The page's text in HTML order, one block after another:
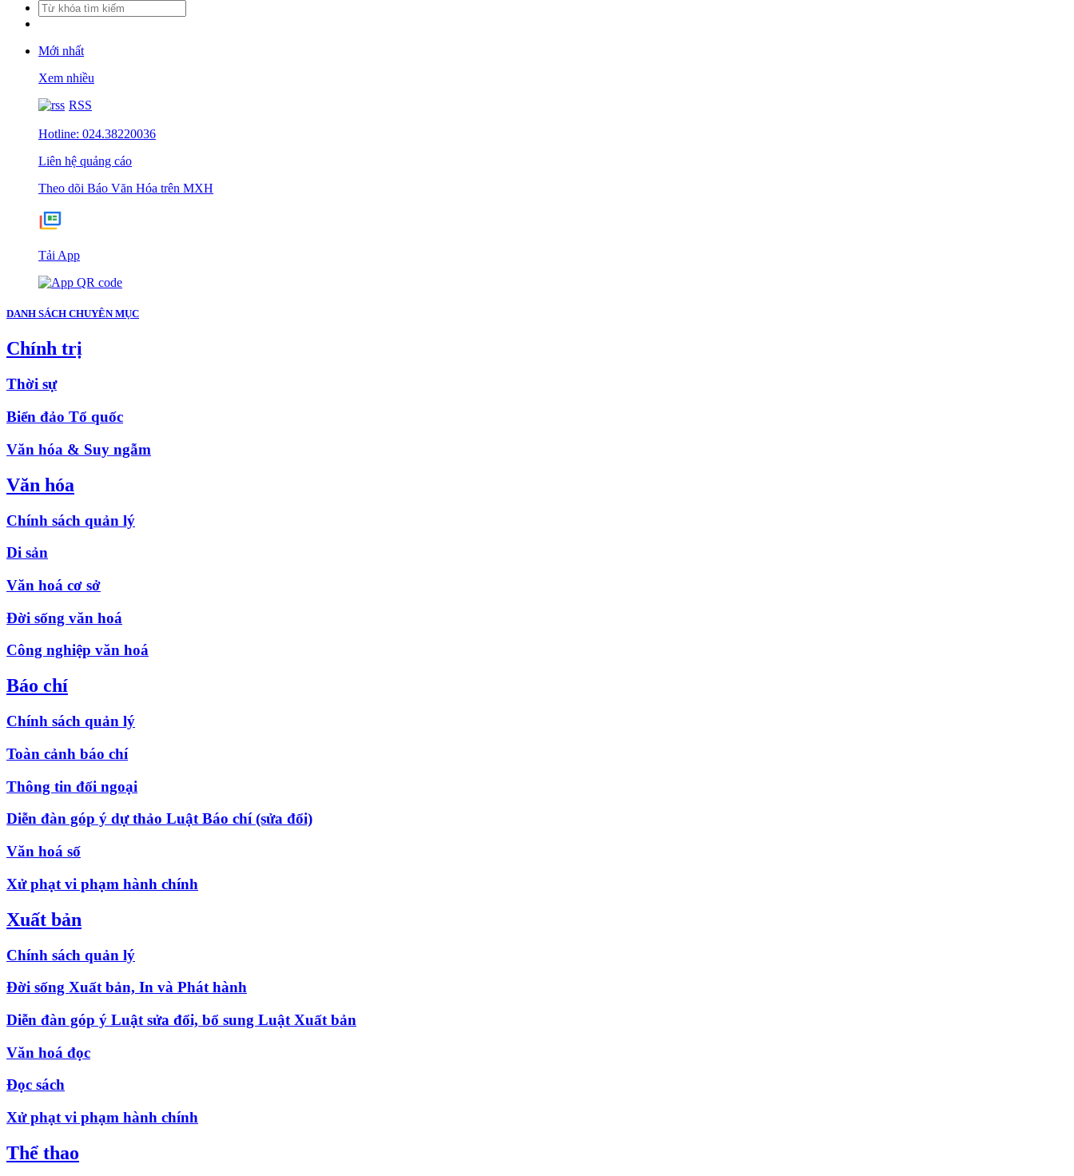
Mới nhất
Xem nhiều
RSS
Hotline: 024.38220036
Liên hệ quảng cáo
Theo dõi Báo Văn Hóa trên MXH
Tải App
DANH SÁCH CHUYÊN MỤC
Chính trị
Thời sự
Biển đảo Tổ quốc
Văn hóa & Suy ngẫm
Văn hóa
Chính sách quản lý
Di sản
Văn hoá cơ sở
Đời sống văn hoá
Công nghiệp văn hoá
Báo chí
Chính sách quản lý
Toàn cảnh báo chí
Thông tin đối ngoại
Diễn đàn góp ý dự thảo Luật Báo chí (sửa đổi)
Văn hoá số
Xử phạt vi phạm hành chính
Xuất bản
Chính sách quản lý
Đời sống Xuất bản, In và Phát hành
Diễn đàn góp ý Luật sửa đổi, bổ sung Luật Xuất bản
Văn hoá đọc
Đọc sách
Xử phạt vi phạm hành chính
Thể thao